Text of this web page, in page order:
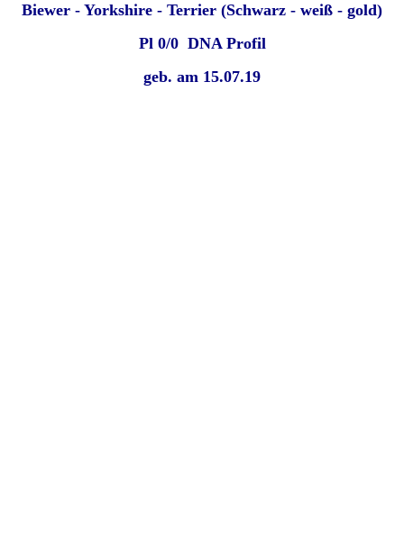
Biewer - Yorkshire - Terrier (Schwarz - weiß - gold)
Pl 0/0 DNA Profil
geb. am 15.07.19